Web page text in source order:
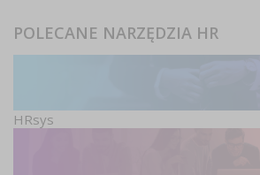
POLECANE NARZĘDZIA HR
HRsys